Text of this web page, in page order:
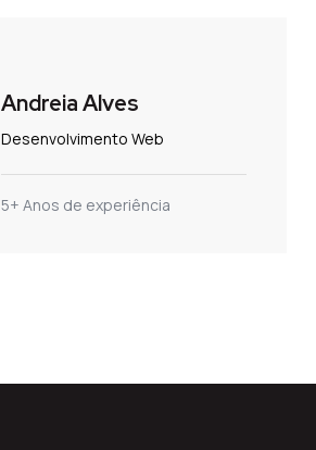
Andreia Alves
Desenvolvimento Web
5+ Anos de experiência